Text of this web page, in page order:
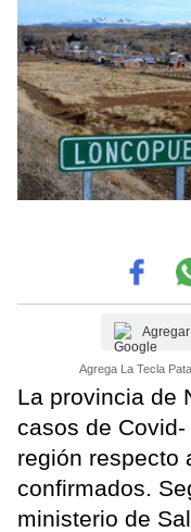
Agrega La Tecla
La provincia de
casos de
región respecto
confirmados.
ministerio de